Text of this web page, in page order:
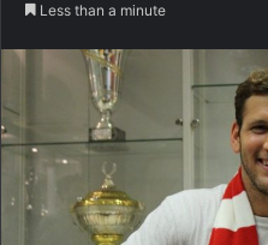
Less than a minute